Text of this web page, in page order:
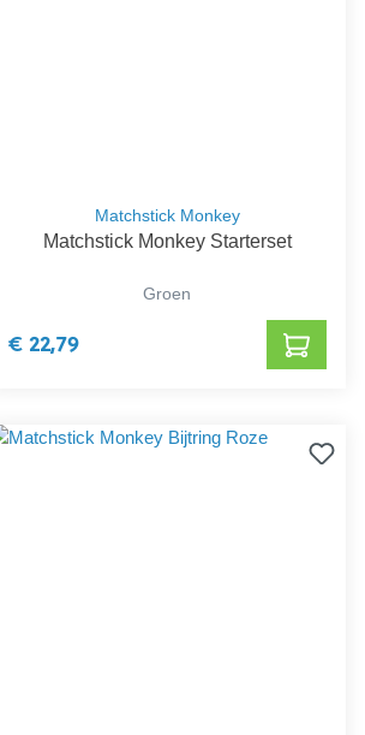
Matchstick Monkey
Matchstick Monkey Starterset
Groen
€ 22,79